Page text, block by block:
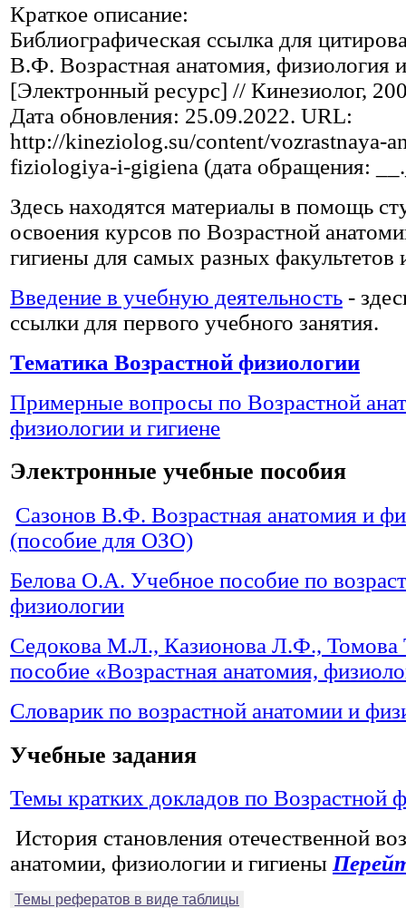
Краткое описание:
Библиографическая ссылка для
В.Ф. Возрастная анатомия, физиология
[Электронный ресурс] // Кинезиолог,
Дата обновления: 25.09.2022. URL:
http://kineziolog.su/content/vozrastnaya-
fiziologiya-i-gigiena (дата обращения:
Здесь находятся материалы в помощь
освоения курсов по Возрастной
гигиены для самых разных факультетов
Введение в учебную деятельность -
ссылки для первого учебного занятия.
Тематика Возрастной физиологии
Примерные вопросы по Возрастной
физиологии и гигиене
Электронные учебные пособия
Сазонов В.Ф. Возрастная анатомия и
(пособие для ОЗО)
Белова О.А. Учебное пособие по
физиологии
Седокова М.Л., Казионова Л.Ф., Томова
пособие «Возрастная анатомия,
Словарик по возрастной анатомии и
Учебные задания
Темы кратких докладов по Возрастной
История становления отечественной
анатомии, физиологии и гигиены
Темы рефератов в виде таблицы